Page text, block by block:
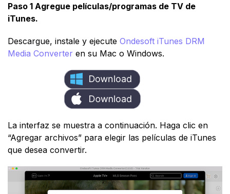
Paso 1 Agregue películas/programas de TV de
iTunes.
Descargue, instale y ejecute Ondesoft iTunes DRM
Media Converter en su Mac o Windows.
La interfaz se muestra a continuación. Haga clic en
“Agregar archivos” para elegir las películas de iTunes
que desea convertir.